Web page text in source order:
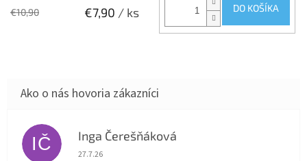
€10,90 €7,90 / ks DO KOŠÍKA
IČ Inga Čerešňáková
Hodnotenie obchodu je 5 z 5 hviezdičiek.
27.7.26